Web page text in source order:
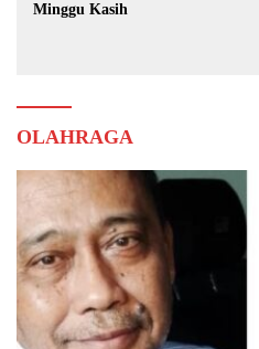
Minggu Kasih
OLAHRAGA